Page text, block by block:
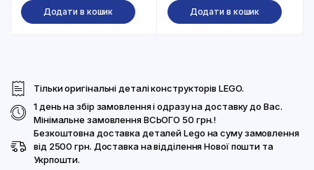
Додати в кошик Додати в кошик
Тільки оригінальні деталі конструкторів LEGO.
1 день на збір замовлення і одразу на доставку до Вас.
Мінімальне замовлення ВСЬОГО 50 грн.!
Безкоштовна доставка деталей Lego на суму замовлення
від 2500 грн. Доставка на відділення Нової пошти та
Укрпошти.